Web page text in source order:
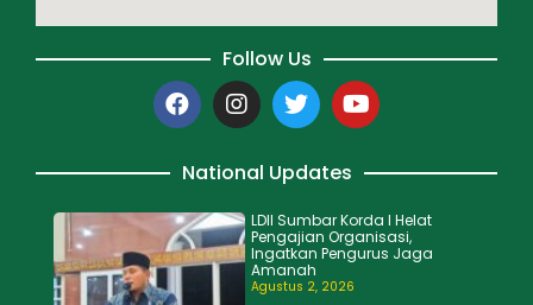
Follow Us
National Updates
LDII Sumbar Korda I Helat
Pengajian Organisasi,
Ingatkan Pengurus Jaga
Amanah
Agustus 2, 2026